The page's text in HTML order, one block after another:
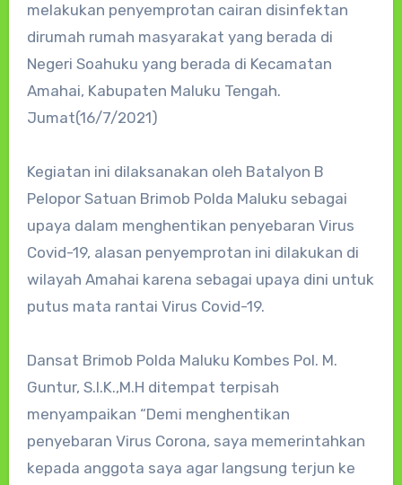
melakukan penyemprotan cairan disinfektan
dirumah rumah masyarakat yang berada di
Negeri Soahuku yang berada di Kecamatan
Amahai, Kabupaten Maluku Tengah.
Jumat(16/7/2021)
Kegiatan ini dilaksanakan oleh Batalyon B
Pelopor Satuan Brimob Polda Maluku sebagai
upaya dalam menghentikan penyebaran Virus
Covid-19, alasan penyemprotan ini dilakukan di
wilayah Amahai karena sebagai upaya dini untuk
putus mata rantai Virus Covid-19.
Dansat Brimob Polda Maluku Kombes Pol. M.
Guntur, S.I.K.,M.H ditempat terpisah
menyampaikan “Demi menghentikan
penyebaran Virus Corona, saya memerintahkan
kepada anggota saya agar langsung terjun ke